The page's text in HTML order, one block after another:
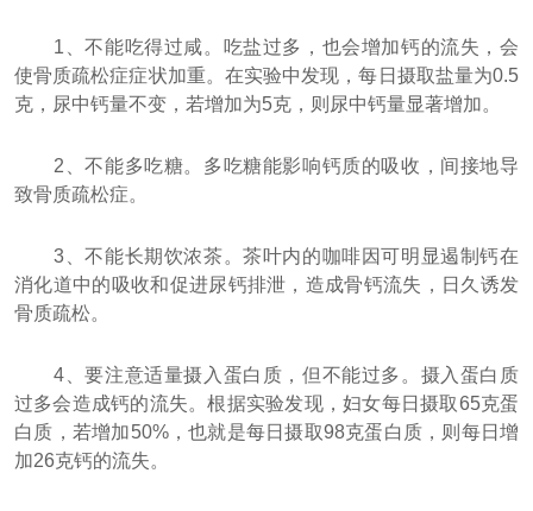
1、不能吃得过咸。吃盐过多，也会增加钙的流失，会
使骨质疏松症症状加重。在实验中发现，每日摄取盐量为0.5
克，尿中钙量不变，若增加为5克，则尿中钙量显著增加。
2、不能多吃糖。多吃糖能影响钙质的吸收，间接地导
致骨质疏松症。
3、不能长期饮浓茶。茶叶内的咖啡因可明显遏制钙在
消化道中的吸收和促进尿钙排泄，造成骨钙流失，日久诱发
骨质疏松。
4、要注意适量摄入蛋白质，但不能过多。摄入蛋白质
过多会造成钙的流失。根据实验发现，妇女每日摄取65克蛋
白质，若增加50%，也就是每日摄取98克蛋白质，则每日增
加26克钙的流失。